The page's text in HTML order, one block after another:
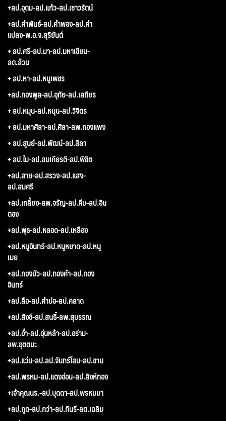
+ลป.อุดม-ลป.แก้ว-ลป.เชาวรัตน์
+ลป.คำพันธ์-ลป.คำพอง-ลป.คำ
แปลง-พ.อ.จ.สุริยันต์
+ ลป.ศรี-ลป.มา-ลป.มหาเขียน-
ลต.ล้วน
+ ลป.หา-ลป.หนูเพชร
+ลป.ทองพูล-ลป.อุทัย-ลป.เสถียร
+ ลป.หมุน-ลป.หนุน-ลป.วิจิตร
+ ลป.มหาศิลา-ลป.ศิลา-ลพ.กองแพง
+ ลป.สูนย์-ลป.พัฒน์-ลป.สีลา
+ ลป.ไม-ลป.สมเกียรติ-ลป.พิชิต
+ลป.สาย-ลป.สรวง-ลป.แสง-
ลป.สมศรี
+ลป.เกลี้ยง-ลพ.จรัญ-ลป.คีบ-ลป.อิน
ตอง
+ลป.พุธ-ลป.หลอด-ลป.เหลือง
+ลป.หนูอินทร์-ลป.หนูหยาด-ลป.หนู
เมย
+ลป.ทองบัว-ลป.ทองคำ-ลป.ทอง
อินทร์
+ลป.ลือ-ลป.คำบ่อ-ลป.คลาด
+ลป.สังข์-ลป.สนธิ์-ลพ.สุบรรณ
+ลป.อ่ำ-ลป.อุ่นหล้า-ลป.อร่าม-
ลพ.อุตตมะ
+ลป.แว่น-ลป.ลป.จันทร์โสม-ลป.ขาน
+ลป.พรหม-ลป.แตงอ่อน-ลป.สิงห์ทอง
+เจ้าคุณนร.-ลป.บุดดา-ลป.พรหมมา
+ลป.กูด-ลป.กว่า-ลป.กินรี-ลต.เฉลิม